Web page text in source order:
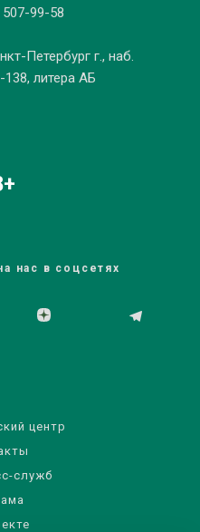
99-58
Петербург г., наб.
литера АБ
нас в соцсетях
центр
служб